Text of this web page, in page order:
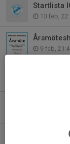
Startlista
10 feb,
9 feb,
Startlista
Årsmöte